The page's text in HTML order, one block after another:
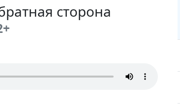
сторона